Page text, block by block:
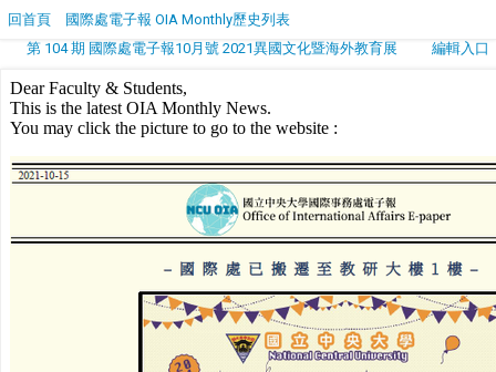
回首頁
國際處電子報 OIA Monthly歷史列表
第 104 期 國際處電子報10月號 2021異國文化暨海外教育展
編輯入口